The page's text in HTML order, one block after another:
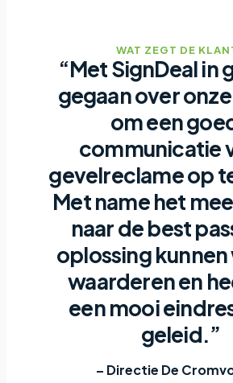
WAT ZEGT DE
“Met SignDeal in
gegaan over
om een
communicatie
gevelreclame op
Met name het
naar de best
oplossing kunnen
waarderen en
een mooi
geleid.”
– Directie De